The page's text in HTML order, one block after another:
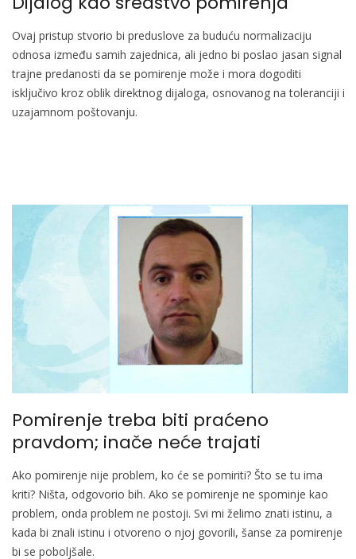
Ovaj pristup stvorio bi preduslove za buduću normalizaciju
odnosa između samih zajednica, ali jedno bi poslao jasan signal
trajne predanosti da se pomirenje može i mora dogoditi
isključivo kroz oblik direktnog dijaloga, osnovanog na toleranciji i
uzajamnom poštovanju.
Pomirenje treba biti praćeno
pravdom; inače neće trajati
Ako pomirenje nije problem, ko će se pomiriti? Što se tu ima
kriti? Ništa, odgovorio bih. Ako se pomirenje ne spominje kao
problem, onda problem ne postoji. Svi mi želimo znati istinu, a
kada bi znali istinu i otvoreno o njoj govorili, šanse za pomirenje
bi se poboljšale.